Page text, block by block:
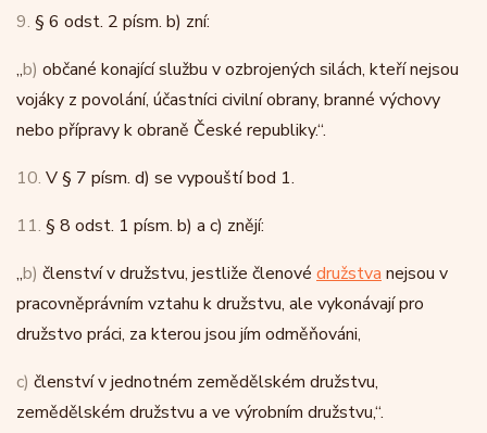
9. § 6 odst. 2 písm. b) zní:
„b) občané konající službu v ozbrojených silách, kteří nejsou
vojáky z povolání, účastníci civilní obrany, branné výchovy
nebo přípravy k obraně České republiky.“.
10. V § 7 písm. d) se vypouští bod 1.
11. § 8 odst. 1 písm. b) a c) znějí:
„b) členství v družstvu, jestliže členové družstva nejsou v
pracovněprávním vztahu k družstvu, ale vykonávají pro
družstvo práci, za kterou jsou jím odměňováni,
c) členství v jednotném zemědělském družstvu,
zemědělském družstvu a ve výrobním družstvu,“.